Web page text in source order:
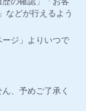
などが行えるよう
ジ」よりいつで
、予めご了承く